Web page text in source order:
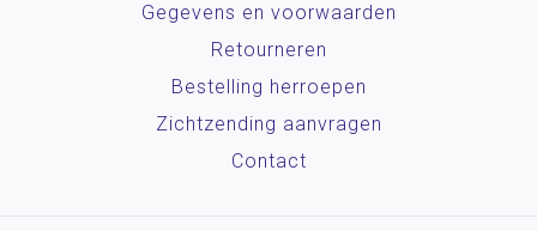
Gegevens en voorwaarden
Retourneren
Bestelling herroepen
Zichtzending aanvragen
Contact